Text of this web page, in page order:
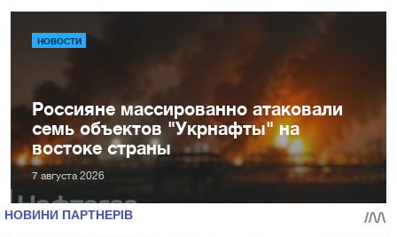
НОВОСТИ
Россияне массированно атаковали
семь объектов "Укрнафты" на
востоке страны
7 августа 2026